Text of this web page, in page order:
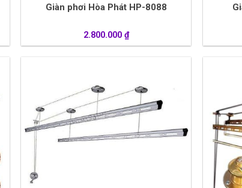
Giàn phơi Hòa Phát HP-8088
2.800.000 ₫